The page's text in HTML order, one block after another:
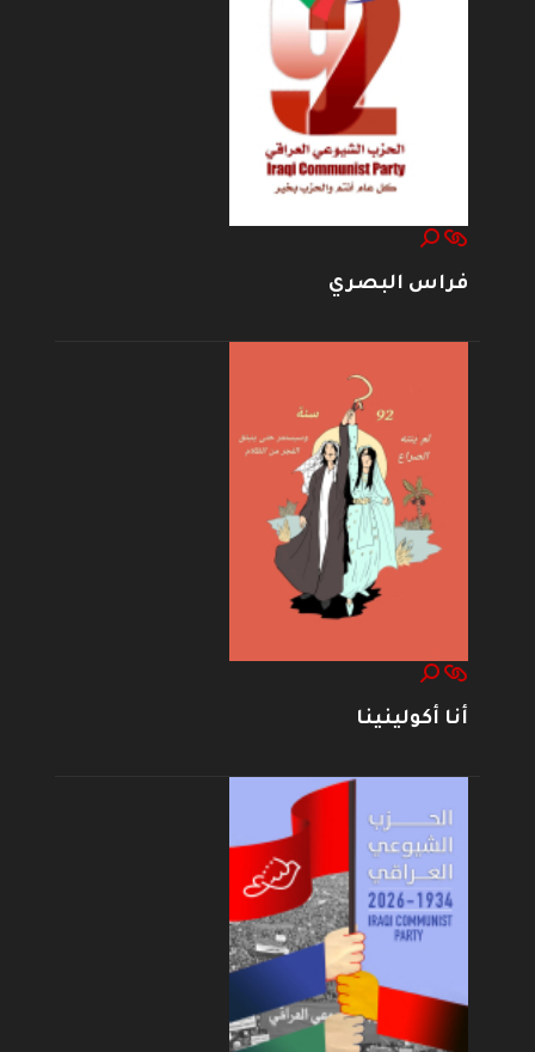
فراس البصري
أنا أكولينينا